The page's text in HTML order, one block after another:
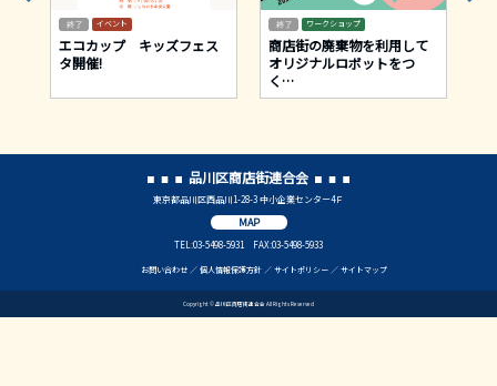
イベント
エコカップ キッズフェス
タ開催!
ワークショップ
商店街の廃棄物を利用して
オリジナルロボットをつ
く …
品川区商店街連合会
東京都品川区西品川1-28-3 中小企業センター4Ｆ
MAP
TEL:03-5498-5931 FAX:03-5498-5933
お問い合わせ 個人情報保護方針 サイトポリシー サイトマップ
Copyright © 品川区商店街連合会 All Rights Reserved